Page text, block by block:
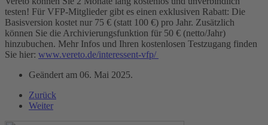
testen! Für VFP-Mitglieder gibt es einen exklusiven Rabatt: Die
Basisversion kostet nur 75 € (statt 100 €) pro Jahr. Zusätzlich
können Sie die Archivierungsfunktion für 50 € (netto/Jahr)
hinzubuchen. Mehr Infos und Ihren kostenlosen Testzugang finden
Sie hier: www.vereto.de/interessent-vfp/
Geändert am 06. Mai 2025.
Zurück
Weiter